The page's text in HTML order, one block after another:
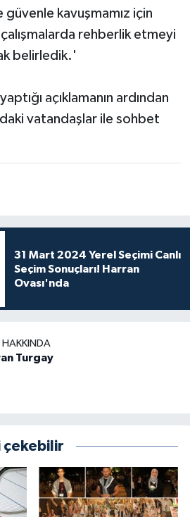
güvenle kavuşmamız için
rehberlik etmeyi
belirledik.'
açıklamanın ardından
vatandaşlar ile sohbet
31 Mart 2024 Yerel Seçimi Canlı
Seçim Sonuçları! Harran
Ovası'nda
HAKKINDA
Turgay
çekebilir